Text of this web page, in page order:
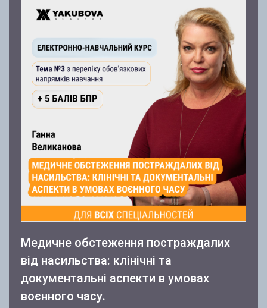
Медичне обстеження постраждалих
від насильства: клінічні та
документальні аспекти в умовах
воєнного часу.